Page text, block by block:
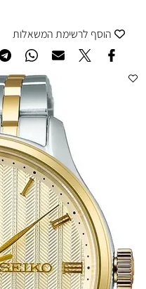
הוסף לרשימת המשאלות